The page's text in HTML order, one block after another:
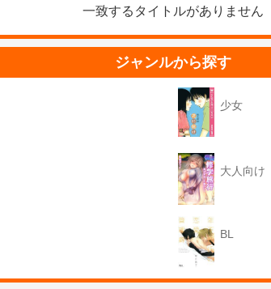
一致するタイトルがありません
ジャンルから探す
少女
大人向け
BL